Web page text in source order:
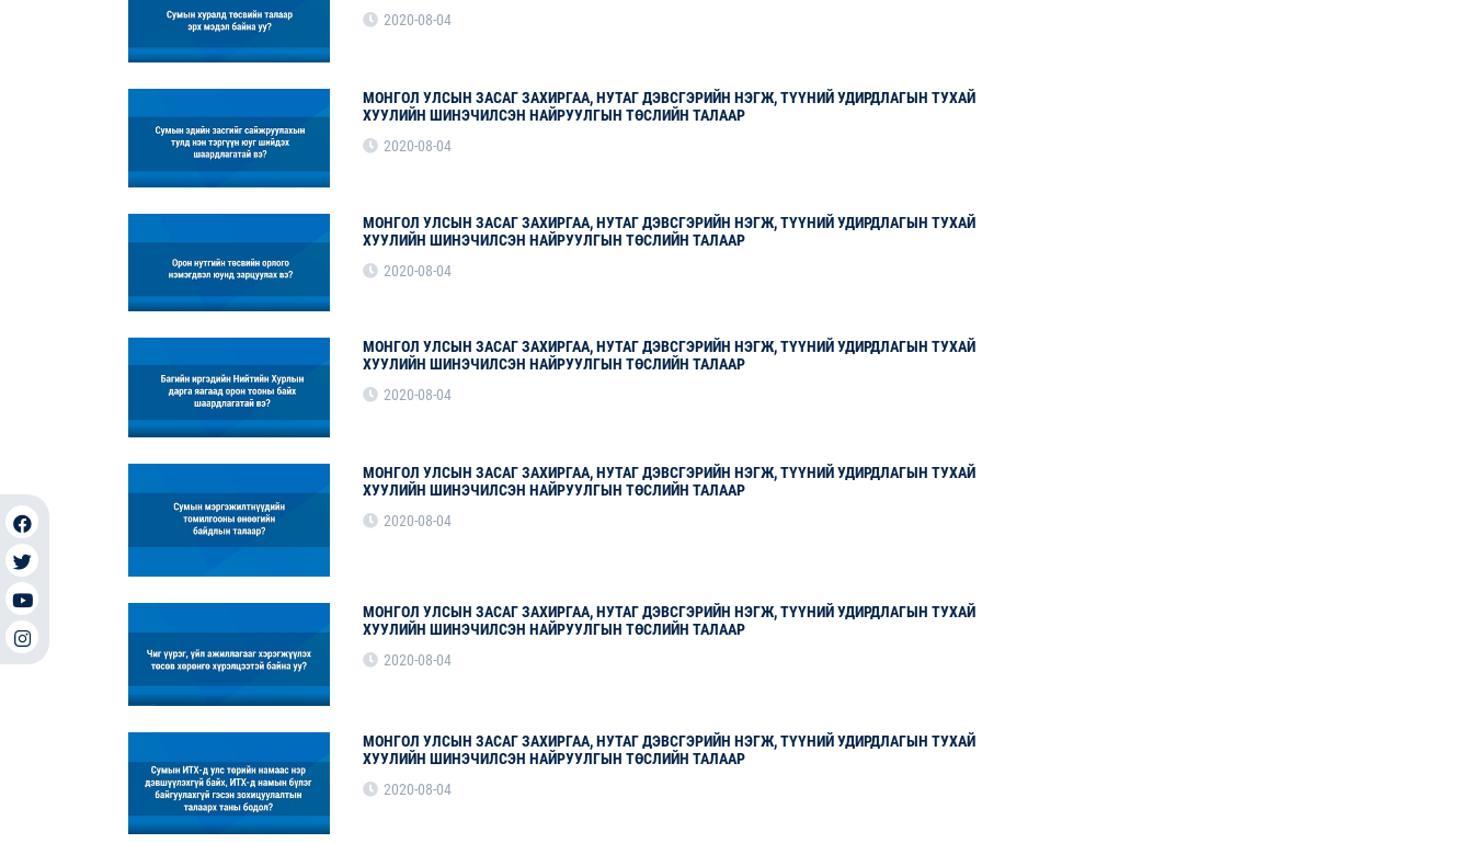
2020-08-04
МОНГОЛ УЛСЫН ЗАСАГ ЗАХИРГАА, НУТАГ ДЭВСГЭРИЙН НЭГЖ, ТҮҮНИЙ УДИРДЛАГЫН ТУХАЙ
ХУУЛИЙН ШИНЭЧИЛСЭН НАЙРУУЛГЫН ТӨСЛИЙН ТАЛААР
2020-08-04
МОНГОЛ УЛСЫН ЗАСАГ ЗАХИРГАА, НУТАГ ДЭВСГЭРИЙН НЭГЖ, ТҮҮНИЙ УДИРДЛАГЫН ТУХАЙ
ХУУЛИЙН ШИНЭЧИЛСЭН НАЙРУУЛГЫН ТӨСЛИЙН ТАЛААР
2020-08-04
МОНГОЛ УЛСЫН ЗАСАГ ЗАХИРГАА, НУТАГ ДЭВСГЭРИЙН НЭГЖ, ТҮҮНИЙ УДИРДЛАГЫН ТУХАЙ
ХУУЛИЙН ШИНЭЧИЛСЭН НАЙРУУЛГЫН ТӨСЛИЙН ТАЛААР
2020-08-04
МОНГОЛ УЛСЫН ЗАСАГ ЗАХИРГАА, НУТАГ ДЭВСГЭРИЙН НЭГЖ, ТҮҮНИЙ УДИРДЛАГЫН ТУХАЙ
ХУУЛИЙН ШИНЭЧИЛСЭН НАЙРУУЛГЫН ТӨСЛИЙН ТАЛААР
2020-08-04
МОНГОЛ УЛСЫН ЗАСАГ ЗАХИРГАА, НУТАГ ДЭВСГЭРИЙН НЭГЖ, ТҮҮНИЙ УДИРДЛАГЫН ТУХАЙ
ХУУЛИЙН ШИНЭЧИЛСЭН НАЙРУУЛГЫН ТӨСЛИЙН ТАЛААР
2020-08-04
МОНГОЛ УЛСЫН ЗАСАГ ЗАХИРГАА, НУТАГ ДЭВСГЭРИЙН НЭГЖ, ТҮҮНИЙ УДИРДЛАГЫН ТУХАЙ
ХУУЛИЙН ШИНЭЧИЛСЭН НАЙРУУЛГЫН ТӨСЛИЙН ТАЛААР
2020-08-04